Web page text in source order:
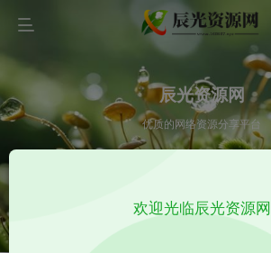
辰光资源网
优质的网络资源分享平台
欢迎光临辰光资源网